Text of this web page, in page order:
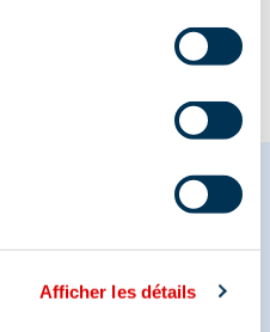
Afficher les détails
à